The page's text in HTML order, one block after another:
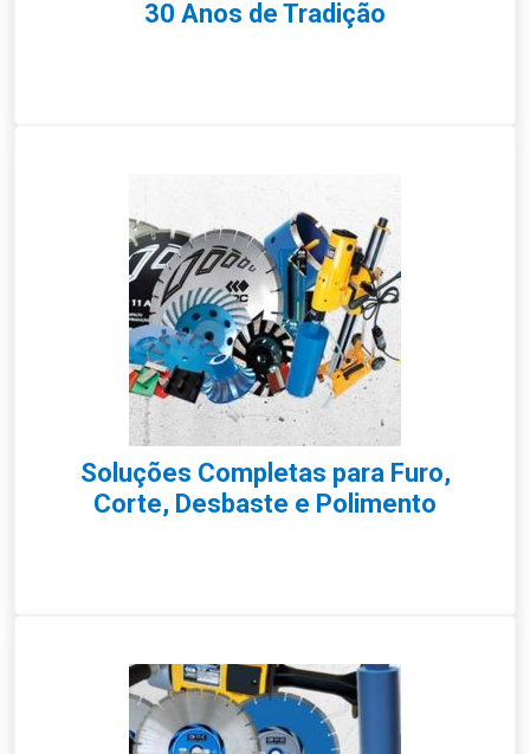
30 Anos de Tradição
Soluções Completas para Furo,
Corte, Desbaste e Polimento